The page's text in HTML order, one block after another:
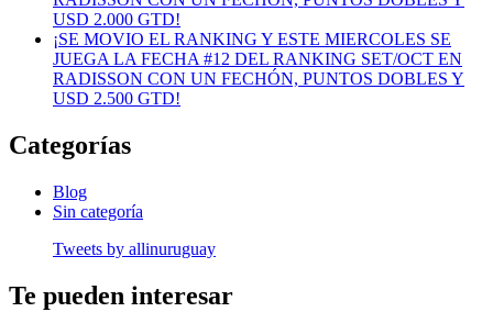
USD 2.000 GTD!
¡SE MOVIO EL RANKING Y ESTE MIERCOLES SE
JUEGA LA FECHA #12 DEL RANKING SET/OCT EN
RADISSON CON UN FECHÓN, PUNTOS DOBLES Y
USD 2.500 GTD!
Categorías
Blog
Sin categoría
Tweets by allinuruguay
Te pueden interesar